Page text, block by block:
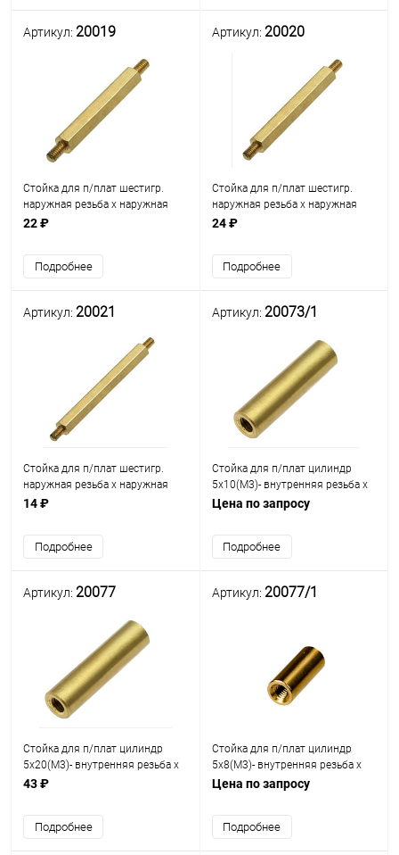
Артикул: 20019
Стойка для п/плат шестигр.
наружная резьба х наружная
резьба М3мм L=5мм) (стойка
(PCHNN-27)
22 ₽
Подробнее
Артикул: 20020
Стойка для п/плат шестигр.
наружная резьба х наружная
резьба М3мм L=5мм) (стойка
(PCHNN-30)
24 ₽
Подробнее
Артикул: 20021
Стойка для п/плат шестигр.
наружная резьба х наружная
резьба М3мм L=5мм) (стойка
(PCHNN-40)
14 ₽
Подробнее
Артикул: 20073/1
Стойка для п/плат цилиндр
5x10(М3)- внутренняя резьба х
внутренняя резьба латунь
Цена по запросу
Подробнее
Артикул: 20077
Стойка для п/плат цилиндр
5x20(М3)- внутренняя резьба х
внутренняя резьба латунь
43 ₽
Подробнее
Артикул: 20077/1
Стойка для п/плат цилиндр
5x8(М3)- внутренняя резьба х
внутренняя резьба латунь
Цена по запросу
Подробнее